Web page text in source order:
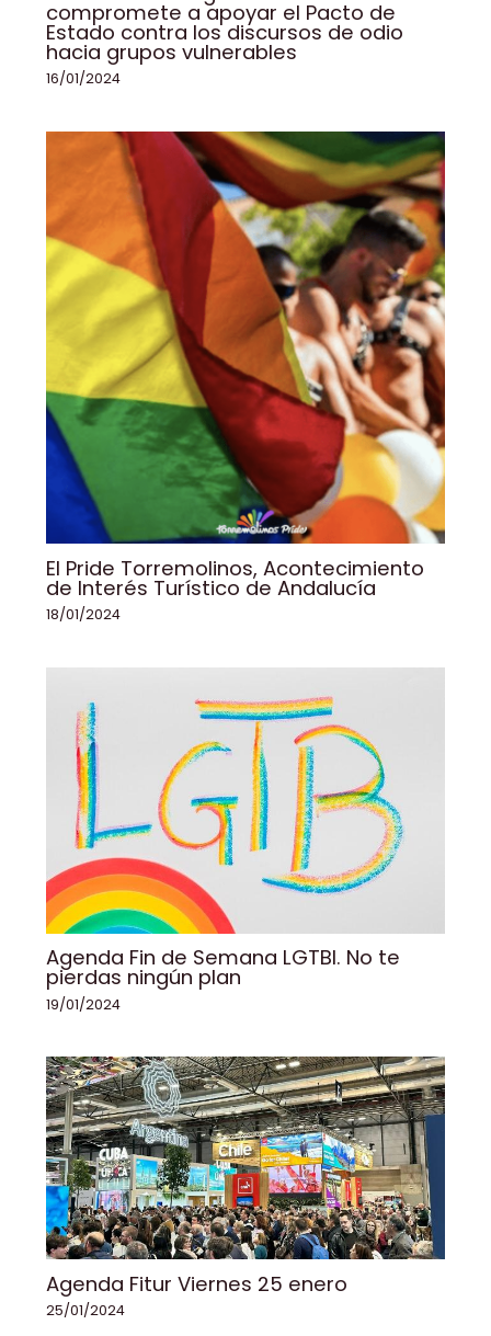
compromete a apoyar el Pacto de
Estado contra los discursos de odio
hacia grupos vulnerables
16/01/2024
El Pride Torremolinos, Acontecimiento
de Interés Turístico de Andalucía
18/01/2024
Agenda Fin de Semana LGTBI. No te
pierdas ningún plan
19/01/2024
Agenda Fitur Viernes 25 enero
25/01/2024